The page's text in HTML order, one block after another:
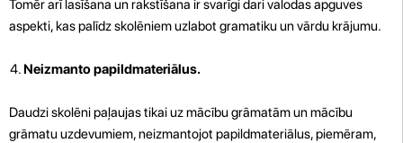
Tomēr arī lasīšana un rakstīšana ir svarīgi dari valodas apguves
aspekti, kas palīdz skolēniem uzlabot gramatiku un vārdu krājumu.
Neizmanto papildmateriālus.
Daudzi skolēni paļaujas tikai uz mācību grāmatām un mācību
grāmatu uzdevumiem, neizmantojot papildmateriālus, piemēram,